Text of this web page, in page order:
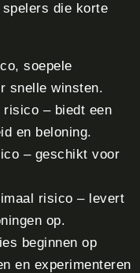
die korte
soepele
snelle winsten.
– biedt een
en beloning.
– geschikt voor
risico – levert
op.
beginnen op
en experimenteren